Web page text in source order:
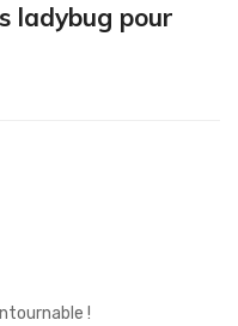
ladybug pour
!